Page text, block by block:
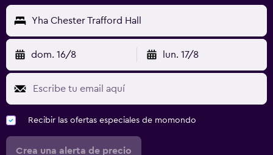
Yha Chester Trafford Hall
dom. 16/8 lun. 17/8
Recibir las ofertas especiales de momondo
Crea una alerta de precio